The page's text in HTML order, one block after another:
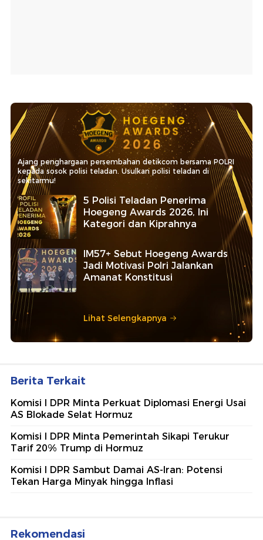
Ajang penghargaan persembahan detikcom bersama POLRI
kepada sosok polisi teladan. Usulkan polisi teladan di
sekitarmu!
5 Polisi Teladan Penerima
Hoegeng Awards 2026, Ini
Kategori dan Kiprahnya
IM57+ Sebut Hoegeng Awards
Jadi Motivasi Polri Jalankan
Amanat Konstitusi
Lihat Selengkapnya
Berita Terkait
Komisi I DPR Minta Perkuat Diplomasi Energi Usai
AS Blokade Selat Hormuz
Komisi I DPR Minta Pemerintah Sikapi Terukur
Tarif 20% Trump di Hormuz
Komisi I DPR Sambut Damai AS-Iran: Potensi
Tekan Harga Minyak hingga Inflasi
Rekomendasi